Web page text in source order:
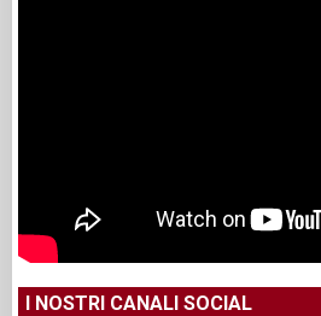
I NOSTRI CANALI SOCIAL